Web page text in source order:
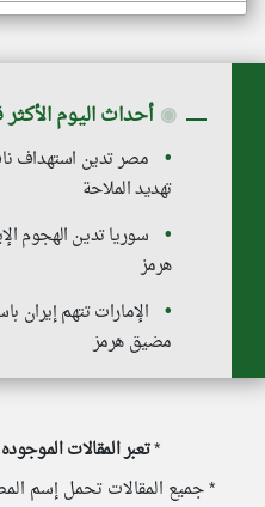
◉ أحداث اليوم الأكثر
مصر تدين استهداف
تهديد الملاحة
سوريا تدين الهجوم
هرمز
الإمارات تتهم إيران
مضيق هرمز
*تعبر المقالات
* جميع المقالات تحمل إسم